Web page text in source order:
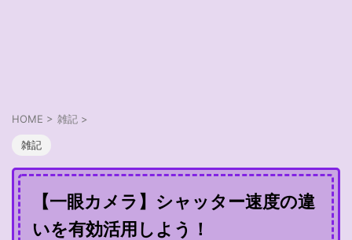
HOME > 雑記 >
雑記
【一眼カメラ】シャッター速度の違
いを有効活用しよう！